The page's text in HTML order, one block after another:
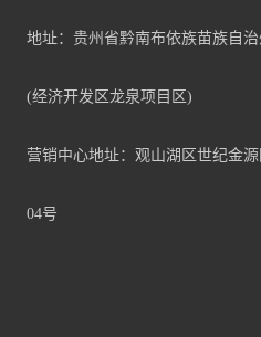
地址：贵州省黔南布依族苗族自
(经济开发区龙泉项目区)
营销中心地址：观山湖区世纪金
04号